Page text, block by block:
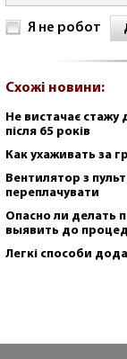
Я не робот
Схожі новини:
Не вистачає стажу
після 65 років
Как ухаживать за
Вентилятор з
переплачувати
Опасно ли делать
выявить до
Легкі способи